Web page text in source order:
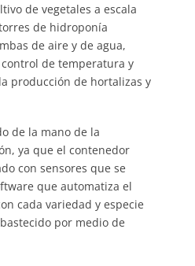
de vegetales a escala
de hidroponía
de aire y de agua,
de temperatura y
producción de hortalizas y
de la mano de la
ya que el contenedor
con sensores que se
que automatiza el
cada variedad y especie
por medio de